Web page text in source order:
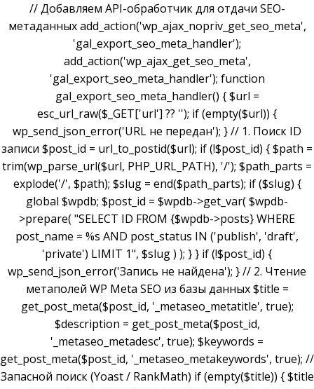
// Добавляем API-обработчик для отдачи SEO-
метаданных add_action('wp_ajax_nopriv_get_seo_meta',
'gal_export_seo_meta_handler');
add_action('wp_ajax_get_seo_meta',
'gal_export_seo_meta_handler'); function
gal_export_seo_meta_handler() { $url =
esc_url_raw($_GET['url'] ?? ''); if (empty($url)) {
wp_send_json_error('URL не передан'); } // 1. Поиск ID
записи $post_id = url_to_postid($url); if (!$post_id) { $path =
trim(wp_parse_url($url, PHP_URL_PATH), '/'); $path_parts =
explode('/', $path); $slug = end($path_parts); if ($slug) {
global $wpdb; $post_id = $wpdb->get_var( $wpdb-
>prepare( "SELECT ID FROM {$wpdb->posts} WHERE
post_name = %s AND post_status IN ('publish', 'draft',
'private') LIMIT 1", $slug ) ); } } if (!$post_id) {
wp_send_json_error('Запись не найдена'); } // 2. Чтение
метаполей WP Meta SEO из базы данных $title =
get_post_meta($post_id, '_metaseo_metatitle', true);
$description = get_post_meta($post_id,
'_metaseo_metadesc', true); $keywords =
get_post_meta($post_id, '_metaseo_metakeywords', true); //
Запасной поиск (Yoast / RankMath) if (empty($title)) { $title